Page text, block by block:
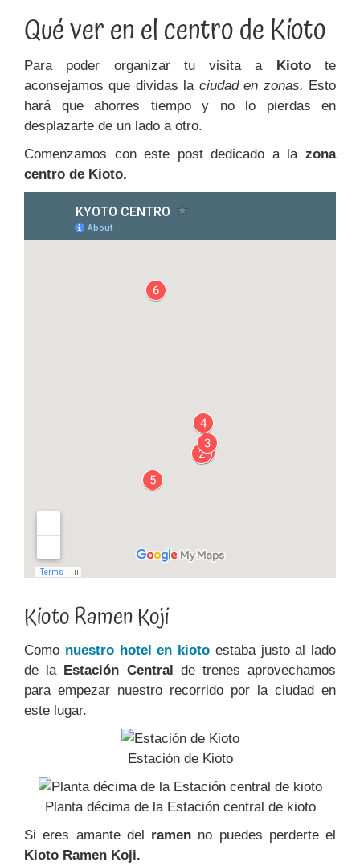
Qué ver en el centro de Kioto
Para poder organizar tu visita a Kiotote
aconsejamos que dividas laciudad en zonas. Esto
hará que ahorres tiempo y no lo pierdas en
desplazarte de un lado a otro.
Comenzamos con este post dedicado a la zona
centro de Kioto.
Kioto Ramen Koji
Como nuestro hotel en kioto estaba justo al lado
de la Estación Central de trenes aprovechamos
para empezar nuestro recorrido por la ciudad en
este lugar.
Estación de Kioto
Planta décima de la Estación central de kioto
Si eres amante del ramen no puedes perderte el
Kioto Ramen Koji.